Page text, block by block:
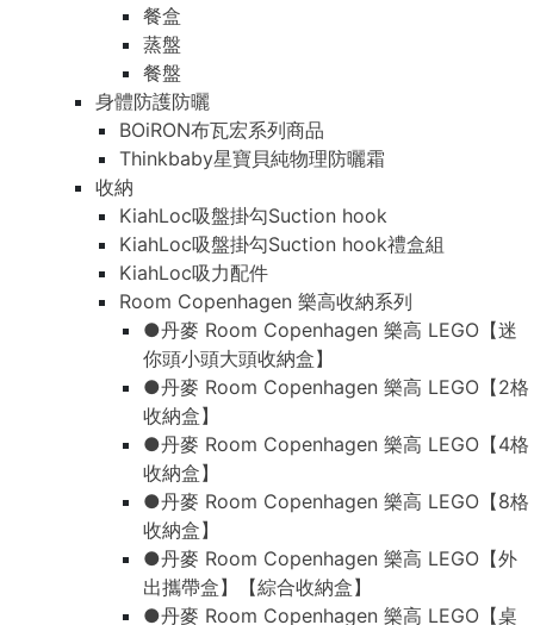
餐盒
蒸盤
餐盤
身體防護防曬
BOiRON布瓦宏系列商品
Thinkbaby星寶貝純物理防曬霜
收納
KiahLoc吸盤掛勾Suction hook
KiahLoc吸盤掛勾Suction hook禮盒組
KiahLoc吸力配件
Room Copenhagen 樂高收納系列
●丹麥 Room Copenhagen 樂高 LEGO【迷
你頭小頭大頭收納盒】
●丹麥 Room Copenhagen 樂高 LEGO【2格
收納盒】
●丹麥 Room Copenhagen 樂高 LEGO【4格
收納盒】
●丹麥 Room Copenhagen 樂高 LEGO【8格
收納盒】
●丹麥 Room Copenhagen 樂高 LEGO【外
出攜帶盒】【綜合收納盒】
●丹麥 Room Copenhagen 樂高 LEGO【桌